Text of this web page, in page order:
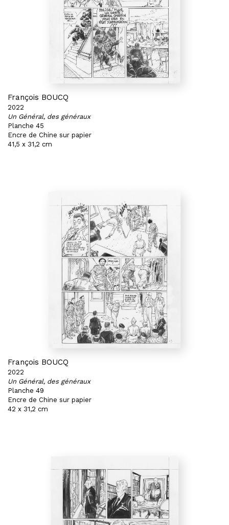
François BOUCQ
2022
Un Général, des généraux
Planche 45
Encre de Chine sur papier
41,5 x 31,2 cm
François BOUCQ
2022
Un Général, des généraux
Planche 49
Encre de Chine sur papier
42 x 31,2 cm